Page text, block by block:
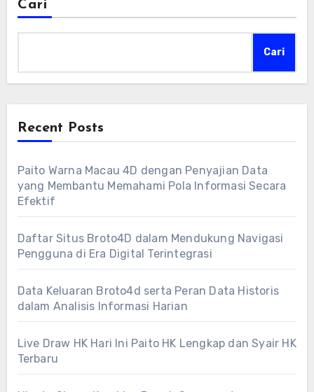
Cari
Cari
Recent Posts
Paito Warna Macau 4D dengan Penyajian Data
yang Membantu Memahami Pola Informasi Secara
Efektif
Daftar Situs Broto4D dalam Mendukung Navigasi
Pengguna di Era Digital Terintegrasi
Data Keluaran Broto4d serta Peran Data Historis
dalam Analisis Informasi Harian
Live Draw HK Hari Ini Paito HK Lengkap dan Syair HK
Terbaru